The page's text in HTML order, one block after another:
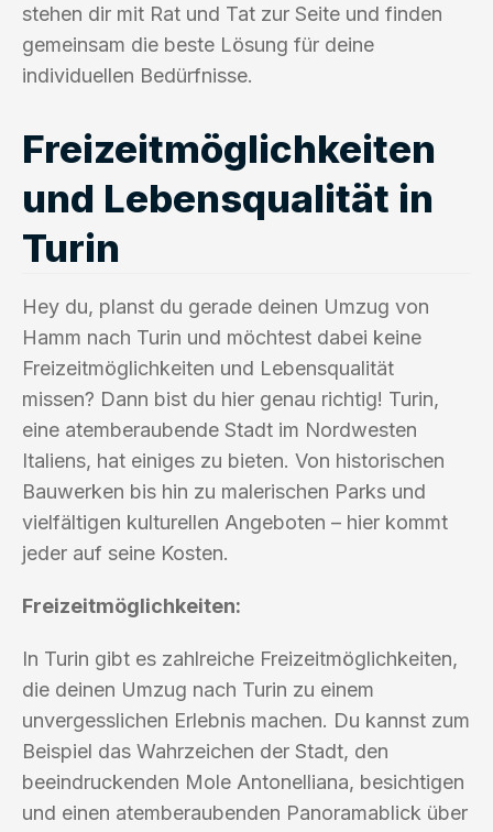
stehen dir mit Rat und Tat zur Seite und finden
gemeinsam die beste Lösung für deine
individuellen Bedürfnisse.
Freizeitmöglichkeiten
und Lebensqualität in
Turin
Hey du, planst du gerade deinen Umzug von
Hamm nach Turin und möchtest dabei keine
Freizeitmöglichkeiten und Lebensqualität
missen? Dann bist du hier genau richtig! Turin,
eine atemberaubende Stadt im Nordwesten
Italiens, hat einiges zu bieten. Von historischen
Bauwerken bis hin zu malerischen Parks und
vielfältigen kulturellen Angeboten – hier kommt
jeder auf seine Kosten.
Freizeitmöglichkeiten:
In Turin gibt es zahlreiche Freizeitmöglichkeiten,
die deinen Umzug nach Turin zu einem
unvergesslichen Erlebnis machen. Du kannst zum
Beispiel das Wahrzeichen der Stadt, den
beeindruckenden Mole Antonelliana, besichtigen
und einen atemberaubenden Panoramablick über